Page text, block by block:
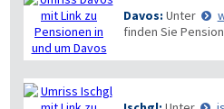
Davos: Unter
finden Sie